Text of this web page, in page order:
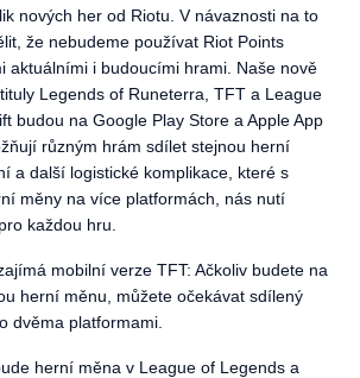
nových her od Riotu. V návaznosti na to
že nebudeme používat Riot Points
aktuálními i budoucími hrami. Naše nově
Legends of Runeterra, TFT a League
budou na Google Play Store a Apple App
různým hrám sdílet stejnou herní
a další logistické komplikace, které s
měny na více platformách, nás nutí
každou hru.
mobilní verze TFT: Ačkoliv budete na
herní měnu, můžete očekávat sdílený
dvěma platformami.
herní měna v League of Legends a